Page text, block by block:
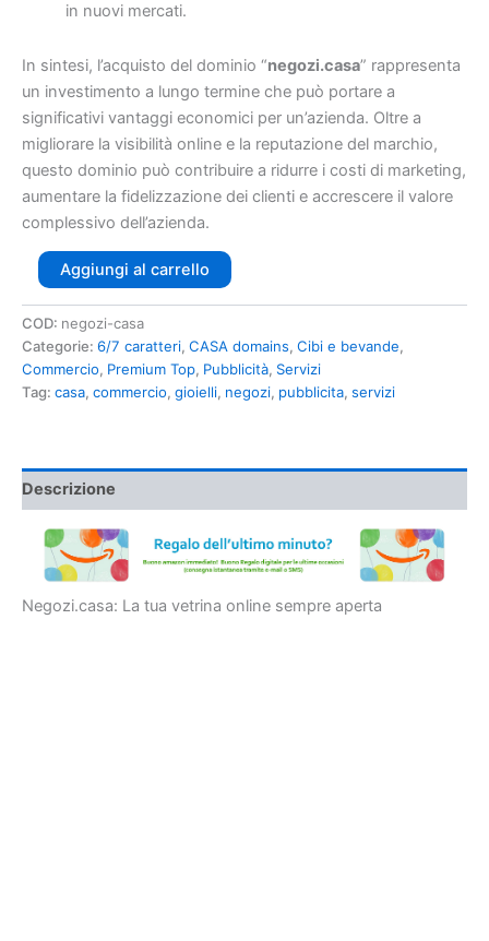
in nuovi mercati.
In sintesi, l’acquisto del dominio “negozi.casa” rappresenta
un investimento a lungo termine che può portare a
significativi vantaggi economici per un’azienda. Oltre a
migliorare la visibilità online e la reputazione del marchio,
questo dominio può contribuire a ridurre i costi di marketing,
aumentare la fidelizzazione dei clienti e accrescere il valore
complessivo dell’azienda.
Aggiungi al carrello
COD: negozi-casa
Categorie: 6/7 caratteri, CASA domains, Cibi e bevande,
Commercio, Premium Top, Pubblicità, Servizi
Tag: casa, commercio, gioielli, negozi, pubblicita, servizi
Descrizione
Negozi.casa: La tua vetrina online sempre aperta